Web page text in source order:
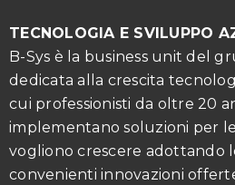
TECNOLOGIA E SVILUPPO
B-Sys è la business unit del
dedicata alla crescita
cui professionisti da oltre 20
implementano soluzioni per
vogliono crescere adottando
convenienti innovazioni